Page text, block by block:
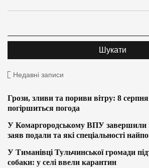
Недавні записи
Грози, зливи та пориви вітру: 8
погіршиться погода
У Комаргородському ВПУ завершили
заяв подали та які спеціальності
У Тиманівці Тульчинської громади
собаки: у селі ввели карантин